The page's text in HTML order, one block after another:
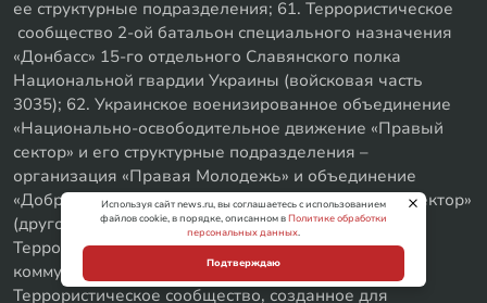
ее структурные подразделения; 61. Террористическое
сообщество 2-ой батальон специального назначения
«Донбасс» 15-го отдельного Славянского полка
Национальной гвардии Украины (войсковая часть
3035); 62. Украинское военизированное объединение
«Национально-освободительное движение «Правый
сектор» и его структурные подразделения –
организация «Правая Молодежь» и объединение
«Добровольческий Украинский Корпус «Правый Сектор»
(другое используемое наименование: ДУК ПС); 63.
Террористическое сообщество «Народное
коммунистическое движение» («НКД»); 64.
Террористическое сообщество, созданное для
Используя сайт news.ru, вы соглашаетесь с использованием
файлов cookie, в порядке, описанном вПолитике обработки
персональных данных.
Подтверждаю